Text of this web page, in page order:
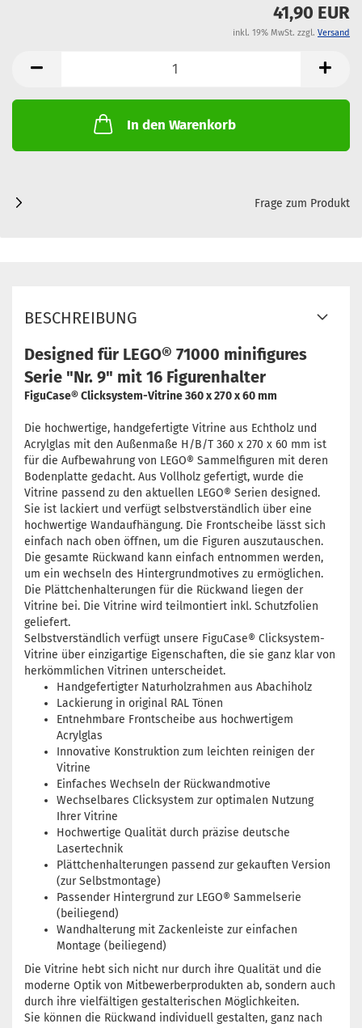
41,90 EUR
inkl. 19% MwSt. zzgl. Versand
In den Warenkorb
Frage zum Produkt
BESCHREIBUNG
Designed für LEGO® 71000 minifigures
Serie "Nr. 9" mit 16 Figurenhalter
FiguCase® Clicksystem-Vitrine 360 x 270 x 60 mm
Die hochwertige, handgefertigte Vitrine aus Echtholz und
Acrylglas mit den Außenmaße H/B/T 360 x 270 x 60 mm ist
für die Aufbewahrung von LEGO® Sammelfiguren mit deren
Bodenplatte gedacht. Aus Vollholz gefertigt, wurde die
Vitrine passend zu den aktuellen LEGO® Serien designed.
Sie ist lackiert und verfügt selbstverständlich über eine
hochwertige Wandaufhängung. Die Frontscheibe lässt sich
einfach nach oben öffnen, um die Figuren auszutauschen.
Die gesamte Rückwand kann einfach entnommen werden,
um ein wechseln des Hintergrundmotives zu ermöglichen.
Die Plättchenhalterungen für die Rückwand liegen der
Vitrine bei. Die Vitrine wird teilmontiert inkl. Schutzfolien
geliefert.
Selbstverständlich verfügt unsere FiguCase® Clicksystem-
Vitrine über einzigartige Eigenschaften, die sie ganz klar von
herkömmlichen Vitrinen unterscheidet.
Handgefertigter Naturholzrahmen aus Abachiholz
Lackierung in original RAL Tönen
Entnehmbare Frontscheibe aus hochwertigem
Acrylglas
Innovative Konstruktion zum leichten reinigen der
Vitrine
Einfaches Wechseln der Rückwandmotive
Wechselbares Clicksystem zur optimalen Nutzung
Ihrer Vitrine
Hochwertige Qualität durch präzise deutsche
Lasertechnik
Plättchenhalterungen passend zur gekauften Version
(zur Selbstmontage)
Passender Hintergrund zur LEGO® Sammelserie
(beiliegend)
Wandhalterung mit Zackenleiste zur einfachen
Montage (beiliegend)
Die Vitrine hebt sich nicht nur durch ihre Qualität und die
moderne Optik von Mitbewerberprodukten ab, sondern auch
durch ihre vielfältigen gestalterischen Möglichkeiten.
Sie können die Rückwand individuell gestalten, ganz nach